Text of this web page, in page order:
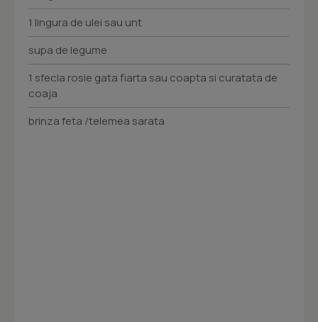
1 lingura de ulei sau unt
supa de legume
1 sfecla rosie gata fiarta sau coapta si curatata de
coaja
brinza feta /telemea sarata